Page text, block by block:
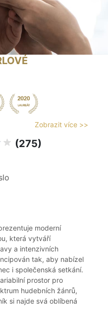
Zobrazit více >>
(275)
moderní
která vytváří
a intenzivních
tak, aby nabízel
i společenská setkání.
prostor pro
hudebních žánrů,
si najde svá oblíbená